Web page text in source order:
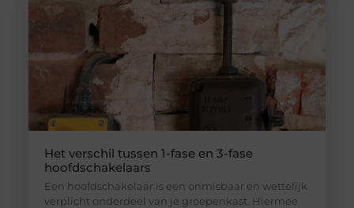
Het verschil tussen 1-fase en 3-fase
hoofdschakelaars
Een hoofdschakelaar is een onmisbaar en wettelijk
verplicht onderdeel van je groepenkast. Hiermee